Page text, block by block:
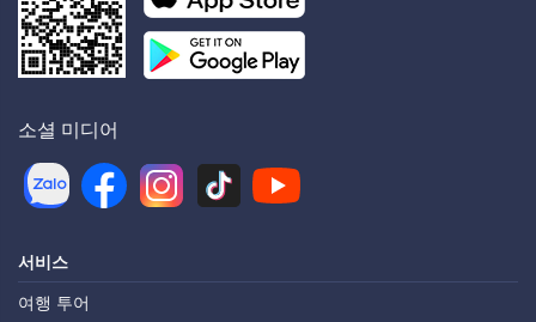
소셜 미디어
서비스
여행 투어